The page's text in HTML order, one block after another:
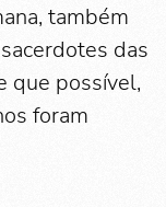
também
das
que possível,
foram